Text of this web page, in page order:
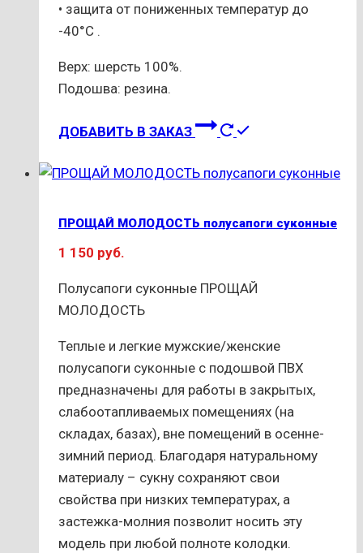
• защита от пониженных температур до
-40°С .
Верх: шерсть 100%.
Подошва: резина.
ДОБАВИТЬ В ЗАКАЗ
Этот
имеет
Опции
выбрать
товара.
ПРОЩАЙ МОЛОДОСТЬ полусапоги суконные
1 150 руб.
Полусапоги суконные ПРОЩАЙ
МОЛОДОСТЬ
Теплые и легкие мужские/женские
полусапоги суконные с подошвой ПВХ
предназначены для работы в закрытых,
слабоотапливаемых помещениях (на
складах, базах), вне помещений в осенне-
зимний период. Благодаря натуральному
материалу – сукну сохраняют свои
свойства при низких температурах, а
застежка-молния позволит носить эту
модель при любой полноте колодки.